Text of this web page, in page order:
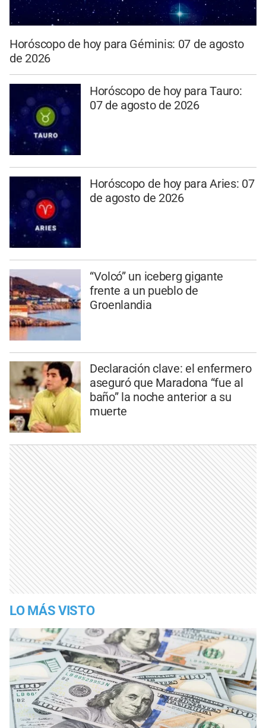
Horóscopo de hoy para Géminis: 07 de agosto
de 2026
Horóscopo de hoy para Tauro:
07 de agosto de 2026
Horóscopo de hoy para Aries: 07
de agosto de 2026
“Volcó” un iceberg gigante
frente a un pueblo de
Groenlandia
Declaración clave: el enfermero
aseguró que Maradona “fue al
baño” la noche anterior a su
muerte
LO MÁS VISTO